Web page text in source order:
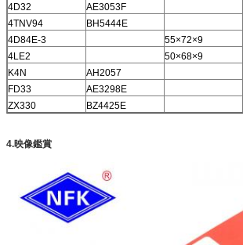
4D32
AE3053F
4TNV94
BH5444E
4D84E-3
55×72×9
4LE2
50×68×9
K4N
AH2057
FD33
AE3298E
ZX330
BZ4425E
4.映像鑑賞